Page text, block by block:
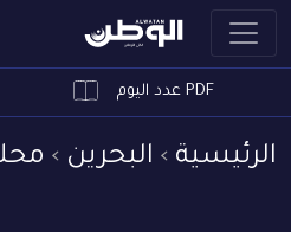
PDF عدد اليوم
الرئيسية البحرين